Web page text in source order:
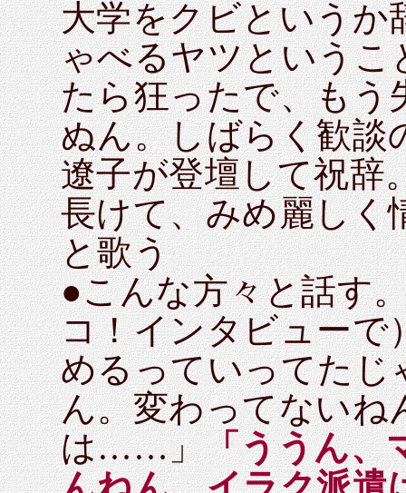
大学をクビというか
ゃべるヤツというこ
たら狂ったで、もう
ぬん。しばらく歓談
遼子が登壇して祝辞
長けて、みめ麗しく
と歌う
●こんな方々と話す
コ！インタビューで
めるっていってたじ
ん。変わってない
は……」「ううん、